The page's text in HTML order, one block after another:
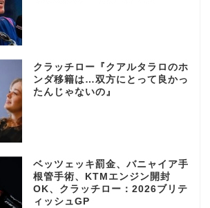
クラッチロー『クアルタラロのホ
ンダ移籍は…双方にとって良かっ
たんじゃないの』
ベッツェッキ罰金、バニャイア手
根管手術、KTMエンジン開封
OK、クラッチロー：2026ブリテ
ィッシュGP